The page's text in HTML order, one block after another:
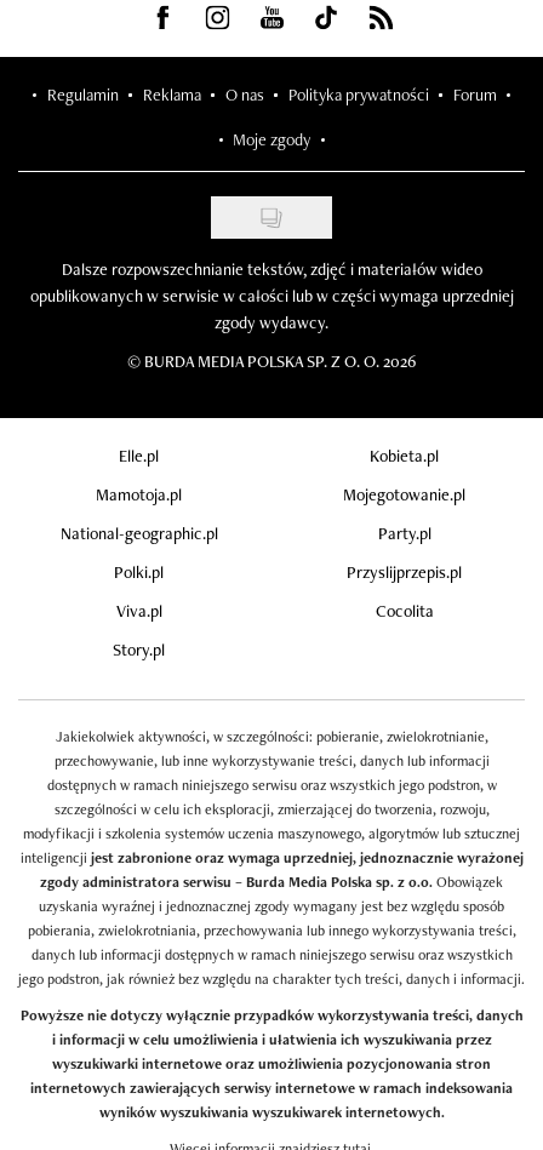
Visit us on Facebook
Visit us on Instagram
Visit us on Youtube
Visit us on Tiktok
Visit us on Rss
Regulamin Reklama O nas Polityka prywatności Forum
Moje zgody
Dalsze rozpowszechnianie tekstów, zdjęć i materiałów wideo
opublikowanych w serwisie w całości lub w części wymaga uprzedniej
zgody wydawcy.
© BURDA MEDIA POLSKA SP. Z O. O. 2026
Elle.pl
Kobieta.pl
Mamotoja.pl
Mojegotowanie.pl
National-geographic.pl
Party.pl
Polki.pl
Przyslijprzepis.pl
Viva.pl
Cocolita
Story.pl
Jakiekolwiek aktywności, w szczególności: pobieranie, zwielokrotnianie,
przechowywanie, lub inne wykorzystywanie treści, danych lub informacji
dostępnych w ramach niniejszego serwisu oraz wszystkich jego podstron, w
szczególności w celu ich eksploracji, zmierzającej do tworzenia, rozwoju,
modyfikacji i szkolenia systemów uczenia maszynowego, algorytmów lub sztucznej
inteligencji jest zabronione oraz wymaga uprzedniej, jednoznacznie wyrażonej
zgody administratora serwisu – Burda Media Polska sp. z o.o.Obowiązek
uzyskania wyraźnej i jednoznacznej zgody wymagany jest bez względu sposób
pobierania, zwielokrotniania, przechowywania lub innego wykorzystywania treści,
danych lub informacji dostępnych w ramach niniejszego serwisu oraz wszystkich
jego podstron, jak również bez względu na charakter tych treści, danych i informacji.
Powyższe nie dotyczy wyłącznie przypadków wykorzystywania treści, danych
i informacji w celu umożliwienia i ułatwienia ich wyszukiwania przez
wyszukiwarki internetowe oraz umożliwienia pozycjonowania stron
internetowych zawierających serwisy internetowe w ramach indeksowania
wyników wyszukiwania wyszukiwarek internetowych.